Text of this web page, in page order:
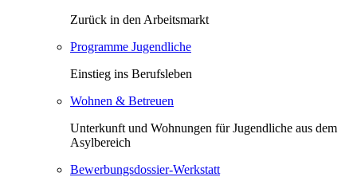
Zurück in den Arbeitsmarkt
Programme Jugendliche
Einstieg ins Berufsleben
Wohnen & Betreuen
Unterkunft und Wohnungen für Jugendliche aus dem
Asylbereich
Bewerbungsdossier-Werkstatt